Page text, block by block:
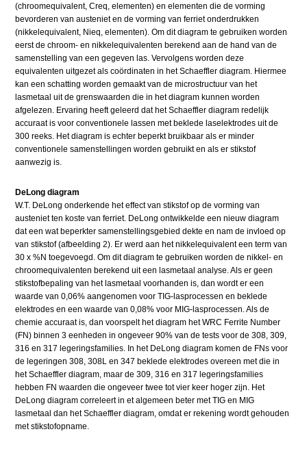
(chroomequivalent, Creq, elementen) en elementen die de vorming
bevorderen van austeniet en de vorming van ferriet onderdrukken
(nikkelequivalent, Nieq, elementen). Om dit diagram te gebruiken worden
eerst de chroom- en nikkelequivalenten berekend aan de hand van de
samenstelling van een gegeven las. Vervolgens worden deze
equivalenten uitgezet als coördinaten in het Schaeffler diagram. Hiermee
kan een schatting worden gemaakt van de microstructuur van het
lasmetaal uit de grenswaarden die in het diagram kunnen worden
afgelezen. Ervaring heeft geleerd dat het Schaeffler diagram redelijk
accuraat is voor conventionele lassen met beklede laselektrodes uit de
300 reeks. Het diagram is echter beperkt bruikbaar als er minder
conventionele samenstellingen worden gebruikt en als er stikstof
aanwezig is.
DeLong diagram
W.T. DeLong onderkende het effect van stikstof op de vorming van
austeniet ten koste van ferriet. DeLong ontwikkelde een nieuw diagram
dat een wat beperkter samenstellingsgebied dekte en nam de invloed op
van stikstof (afbeelding 2). Er werd aan het nikkelequivalent een term van
30 x %N toegevoegd. Om dit diagram te gebruiken worden de nikkel- en
chroomequivalenten berekend uit een lasmetaal analyse. Als er geen
stikstofbepaling van het lasmetaal voorhanden is, dan wordt er een
waarde van 0,06% aangenomen voor TIG-lasprocessen en beklede
elektrodes en een waarde van 0,08% voor MIG-lasprocessen. Als de
chemie accuraat is, dan voorspelt het diagram het WRC Ferrite Number
(FN) binnen 3 eenheden in ongeveer 90% van de tests voor de 308, 309,
316 en 317 legeringsfamilies. In het DeLong diagram komen de FNs voor
de legeringen 308, 308L en 347 beklede elektrodes overeen met die in
het Schaeffler diagram, maar de 309, 316 en 317 legeringsfamilies
hebben FN waarden die ongeveer twee tot vier keer hoger zijn. Het
DeLong diagram correleert in et algemeen beter met TIG en MIG
lasmetaal dan het Schaeffler diagram, omdat er rekening wordt gehouden
met stikstofopname.